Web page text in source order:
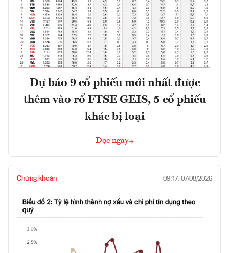
Dự báo 9 cổ phiếu mới nhất được
thêm vào rổ FTSE GEIS, 5 cổ phiếu
khác bị loại
Đọc ngay
Chứng khoán 09:17, 07/08/2026